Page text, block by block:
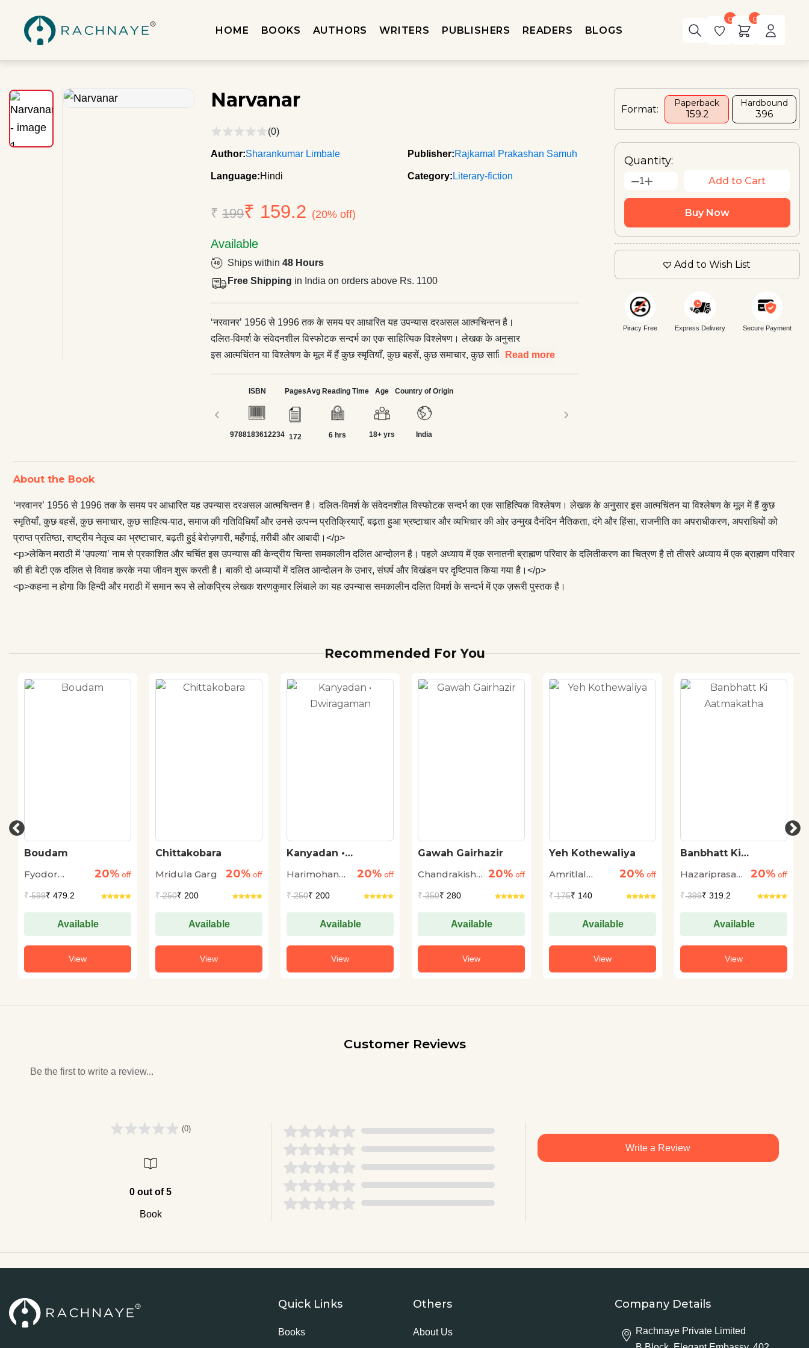
HOME BOOKS AUTHORS WRITERS PUBLISHERS READERS BLOGS
0 0
Narvanar
(0)
Author:Sharankumar Limbale Publisher:Rajkamal Prakashan Samuh
Language:Hindi Category: Literary-fiction
₹199₹ 159.2 (20% off)
Available
Ships within48 Hours
Free Shipping in India on orders above Rs. 1100
‘नरवानर’ 1956 से 1996 तक के समय पर आधारित यह उपन्यास दरअसल आत्मचिन्तन है।
दलित-विमर्श के संवेदनशील विस्फोटक सन्दर्भ का एक साहित्यिक विश्लेषण। लेखक के अनुसार
इस आत्मचिंतन या विश्लेषण के मूल में हैं कुछ स्मृतियाँ, कुछ बहसें, कुछ समाचार, कुछ साहित्य-
की ओर उन्मुख दैनंदिन नैतिकता, दंगे और हिंसा, राजनीति का अपराधीकरण, अपराधियों को
प्राप्त प्रतिष्ठा, राष्ट्रीय नेतृत्व का भ्रष्टाचार, बढ़ती हुई बेरोज़गारी, महँगाई, ग़रीबी और आबादी।
</p> <p>लेकिन मराठी में ‘उपल्या’ नाम से प्रकाशित और चर्चित इस उपन्यास की केन्द्रीय
चिन्ता समकालीन दलित आन्दोलन है। पहले अध्याय में एक सनातनी ब्राह्मण परिवार के
रूप से लोकप्रिय लेखक शरणकुमार लिंबाले का यह उपन्यास समकालीन दलित विमर्श के सन्दर्भ
में एक ज़रूरी पुस्तक है।
Read more
‹
ISBN
9788183612234
Pages
172
Avg Reading Time
6 hrs
Age
18+ yrs
Country of Origin
India
›
Format:
Paperback
₹ 159.2
Hardbound
₹396
Quantity:
1 Add to Cart
Buy Now
Add to Wish List
Piracy Free Express Delivery Secure Payment
About the Book
‘नरवानर’ 1956 से 1996 तक के समय पर आधारित यह उपन्यास दरअसल आत्मचिन्तन है। दलित-विमर्श के संवेदनशील विस्फोटक सन्दर्भ का एक साहित्यिक विश्लेषण। लेखक के अनुसार इस आत्मचिंतन या विश्लेषण के मूल में हैं कुछ
स्मृतियाँ, कुछ बहसें, कुछ समाचार, कुछ साहित्य-पाठ, समाज की गतिविधियाँ और उनसे उत्पन्न प्रतिक्रियाएँ, बढ़ता हुआ भ्रष्टाचार और व्यभिचार की ओर उन्मुख दैनंदिन नैतिकता, दंगे और हिंसा, राजनीति का अपराधीकरण, अपराधियों को
प्राप्त प्रतिष्ठा, राष्ट्रीय नेतृत्व का भ्रष्टाचार, बढ़ती हुई बेरोज़गारी, महँगाई, ग़रीबी और आबादी।</p>
<p>लेकिन मराठी में ‘उपल्या’ नाम से प्रकाशित और चर्चित इस उपन्यास की केन्द्रीय चिन्ता समकालीन दलित आन्दोलन है। पहले अध्याय में एक सनातनी ब्राह्मण परिवार के दलितीकरण का चित्रण है तो तीसरे अध्याय में एक ब्राह्मण परिवार
की ही बेटी एक दलित से विवाह करके नया जीवन शुरू करती है। बाकी दो अध्यायों में दलित आन्दोलन के उभार, संघर्ष और विखंडन पर दृष्टिपात किया गया है।</p>
<p>कहना न होगा कि हिन्दी और मराठी में समान रूप से लोकप्रिय लेखक शरणकुमार लिंबाले का यह उपन्यास समकालीन दलित विमर्श के सन्दर्भ में एक ज़रूरी पुस्तक है।
Recommended For You
Chittakobara
Mridula Garg
20% off
₹250₹ 200
Available
View
Kanyadan •
Harimohan
20% off
₹250 ₹ 200
Available
View
Gawah Gairhazir
Chandrakishore20% off
₹350 ₹ 280
Available
View
Yeh Kothewaliya
Amritlal
20% off
₹175 ₹ 140
Available
View
Banbhatt Ki
Hazariprasad
20% off
₹399 ₹ 319.2
Available
View
Ajnabi
Albert Camus 20% off
₹199₹ 159.2
Available
View
Customer Reviews
Be the first to write a review...
(0)
0 out of 5
Book
Write a Review
Quick Links
Books
Others
About Us
Company Details
Rachnaye Private Limited